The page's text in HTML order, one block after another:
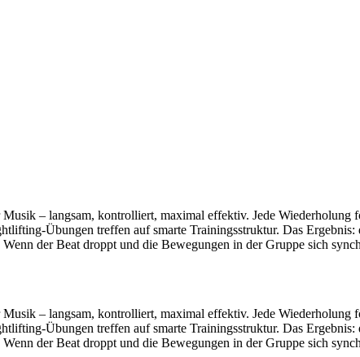
– langsam, kontrolliert, maximal effektiv. Jede Wiederholung
Übungen treffen auf smarte Trainingsstruktur. Das
der Beat droppt und die Bewegungen in der Gruppe sich
– langsam, kontrolliert, maximal effektiv. Jede Wiederholung
Übungen treffen auf smarte Trainingsstruktur. Das
der Beat droppt und die Bewegungen in der Gruppe sich